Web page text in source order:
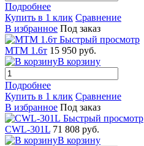
Подробнее
Купить в 1 клик Сравнение
В избранное Под заказ
Быстрый просмотр
МТМ 1.6т 15 950 руб.
В корзину
Подробнее
Купить в 1 клик Сравнение
В избранное Под заказ
Быстрый просмотр
CWL-301L 71 808 руб.
В корзину